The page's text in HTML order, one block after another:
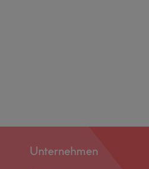
Unternehmen